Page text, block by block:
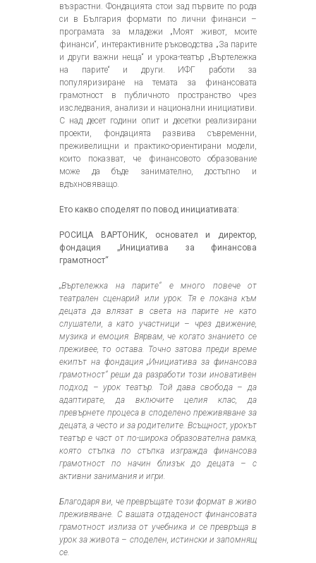
възрастни. Фондацията стои зад първите по рода
си в България формати по лични финанси –
програмата за младежи „Моят живот, моите
финанси“, интерактивните ръководства „За парите
и други важни неща“ и урока-театър „Въртележка
на парите“ и други. ИФГ работи за
популяризиране на темата за финансовата
грамотност в публичното пространство чрез
изследвания, анализи и национални инициативи.
С над десет години опит и десетки реализирани
проекти, фондацията развива съвременни,
преживелищни и практико-ориентирани модели,
които показват, че финансовото образование
може да бъде занимателно, достъпно и
вдъхновяващо.
Ето какво споделят по повод инициативата:
РОСИЦА ВАРТОНИК, основател и директор,
фондация „Инициатива за финансова
грамотност“
„Въртележка на парите“ е много повече от
театрален сценарий или урок. Тя е покана към
децата да влязат в света на парите не като
слушатели, а като участници – чрез движение,
музика и емоция. Вярвам, че когато знанието се
преживее, то остава. Точно затова преди време
екипът на фондация „Инициатива за финансова
грамотност“ реши да разработи този иновативен
подход – урок театър. Той дава свобода – да
адаптирате, да включите целия клас, да
превърнете процеса в споделено преживяване за
децата, а често и за родителите. Всъщност, урокът
театър е част от по-широка образователна рамка,
която стъпка по стъпка изгражда финансова
грамотност по начин близък до децата – с
активни занимания и игри.
Благодаря ви, че превръщате този формат в живо
преживяване. С вашата отдаденост финансовата
грамотност излиза от учебника и се превръща в
урок за живота – споделен, истински и запомнящ
се.